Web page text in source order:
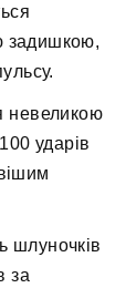
задишкою,
невеликою
ударів
шлуночків
за